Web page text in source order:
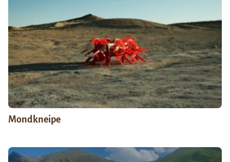
Mondkneipe